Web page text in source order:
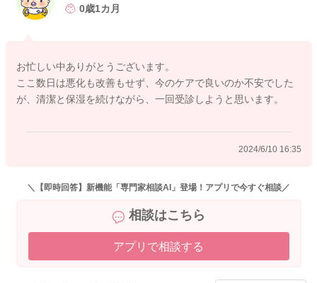
どうぞよろしくお願いします。
0歳1カ月
お忙しい中ありがとうございます。
ここ数日は悪化も改善もせず、今のケアで良いのか不安でした
が、清潔と保湿を続けながら、一回受診しようと思います。
2024/6/10 16:35
＼【即時回答】新機能「専門家相談AI」登場！アプリで今すぐ相談／
相談はこちら
アプリで相談する